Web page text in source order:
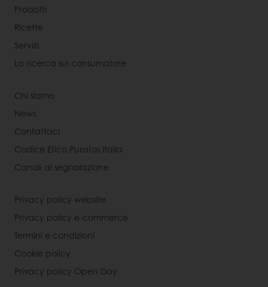
Prodotti
Ricette
Servizi
La ricerca sul consumatore
Chi siamo
News
Contattaci
Codice Etico Puratos Italia
Canali di segnalazione
Privacy policy website
Privacy policy e-commerce
Termini e condizioni
Cookie policy
Privacy policy Open Day